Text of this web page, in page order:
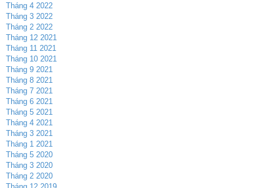
Tháng 4 2022
Tháng 3 2022
Tháng 2 2022
Tháng 12 2021
Tháng 11 2021
Tháng 10 2021
Tháng 9 2021
Tháng 8 2021
Tháng 7 2021
Tháng 6 2021
Tháng 5 2021
Tháng 4 2021
Tháng 3 2021
Tháng 1 2021
Tháng 5 2020
Tháng 3 2020
Tháng 2 2020